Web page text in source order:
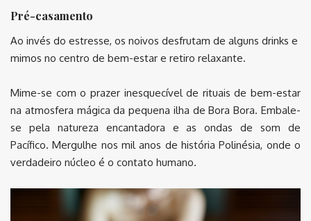
Pré-casamento
Ao invés do estresse, os noivos desfrutam de alguns drinks e
mimos no centro de bem-estar e retiro relaxante.
Mime-se com o prazer inesquecível de rituais de bem-estar
na atmosfera mágica da pequena ilha de Bora Bora. Embale-
se pela natureza encantadora e as ondas de som de
Pacífico. Mergulhe nos mil anos de história Polinésia, onde o
verdadeiro núcleo é o contato humano.